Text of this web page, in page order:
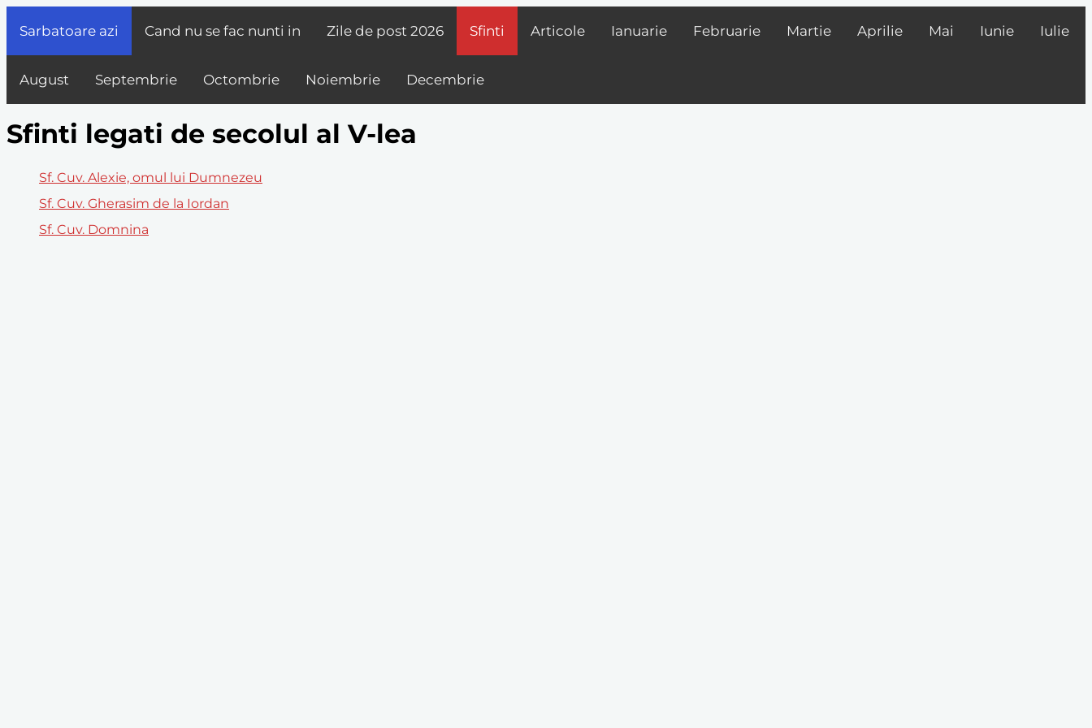
Sarbatoare azi Cand nu se fac nunti in Zile de post 2026 Sfinti Articole Ianuarie Februarie Martie Aprilie Mai Iunie Iulie
August Septembrie Octombrie Noiembrie Decembrie
Sfinti legati de secolul al V-lea
Sf. Cuv. Alexie, omul lui Dumnezeu
Sf. Cuv. Gherasim de la Iordan
Sf. Cuv. Domnina